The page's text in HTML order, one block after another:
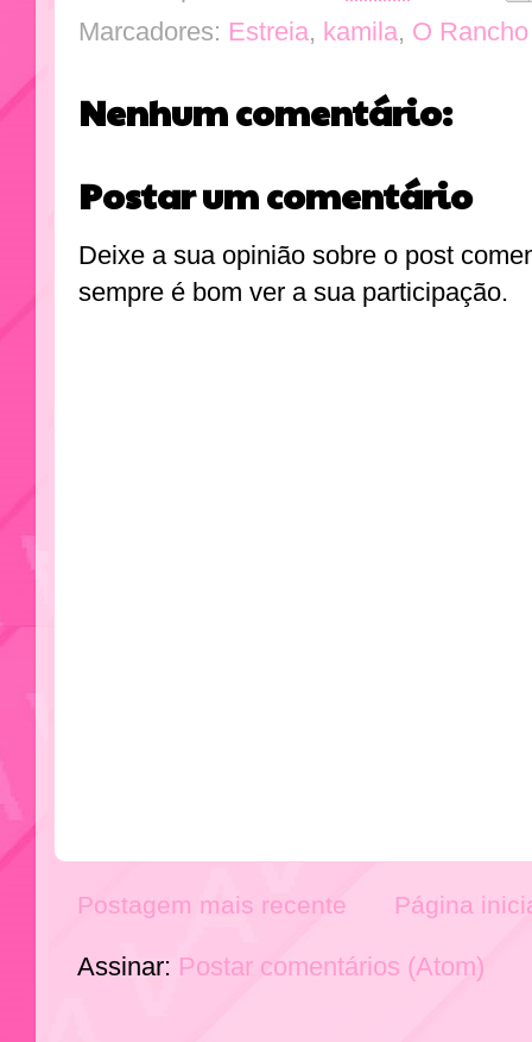
Marcadores: Estreia, kamila, O Rancho
Nenhum comentário:
Postar um comentário
Deixe a sua opinião sobre o post
sempre é bom ver a sua participação.
Postagem mais recente Página
Assinar: Postar comentários (Atom)